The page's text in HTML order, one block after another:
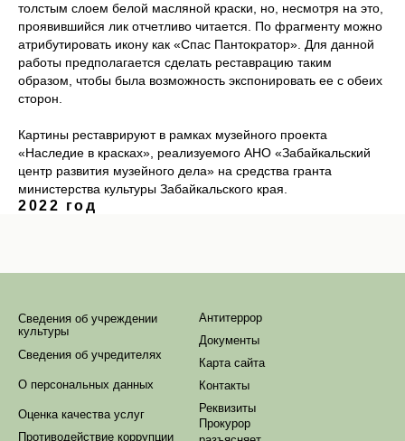
толстым слоем белой масляной краски, но, несмотря на это,
проявившийся лик отчетливо читается. По фрагменту можно
атрибутировать икону как «Спас Пантократор». Для данной
работы предполагается сделать реставрацию таким
образом, чтобы была возможность экспонировать ее с обеих
сторон.
Картины реставрируют в рамках музейного проекта
«Наследие в красках», реализуемого АНО «Забайкальский
центр развития музейного дела» на средства гранта
министерства культуры Забайкальского края.
2022 год
Реквизиты
Контакты
Карта сайта
Документы
Антитеррор
Противодействие коррупции
Оценка качества услуг
О персональных данных
Сведения об учредителях
Сведения об учреждении
культуры
Прокурор